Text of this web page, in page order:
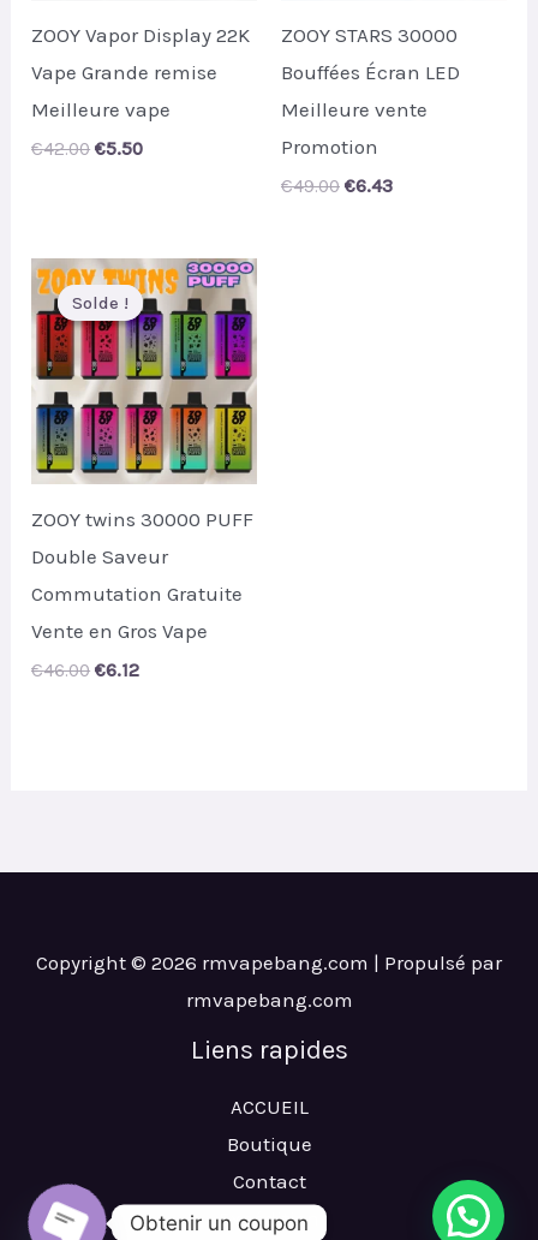
ZOOY Vapor Display 22K
Vape Grande remise
Meilleure vape
€42.00 Original
€5.50Current
ZOOY STARS 30000
Bouffées Écran LED
Meilleure vente
Promotion
€49.00 Original
€6.43Current
Solde !
Solde !
ZOOY twins 30000 PUFF
Double Saveur
Commutation Gratuite
Vente en Gros Vape
€46.00 Original
€6.12Current
Copyright © 2026 rmvapebang.com | Propulsé par
rmvapebang.com
Liens rapides
ACCUEIL
Boutique
Contact
Expédition
Obtenir un coupon